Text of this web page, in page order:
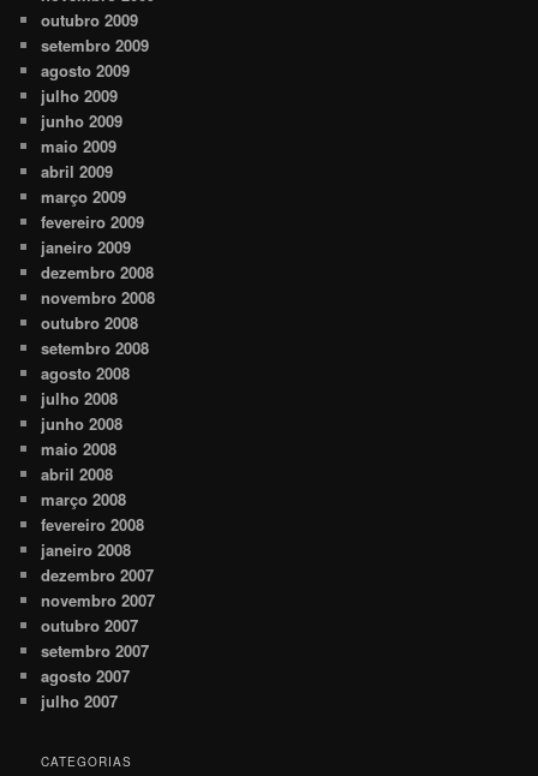
outubro 2009
setembro 2009
agosto 2009
julho 2009
junho 2009
maio 2009
abril 2009
março 2009
fevereiro 2009
janeiro 2009
dezembro 2008
novembro 2008
outubro 2008
setembro 2008
agosto 2008
julho 2008
junho 2008
maio 2008
abril 2008
março 2008
fevereiro 2008
janeiro 2008
dezembro 2007
novembro 2007
outubro 2007
setembro 2007
agosto 2007
julho 2007
CATEGORIAS